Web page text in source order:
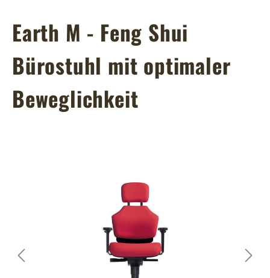
Earth M - Feng Shui
Bürostuhl mit optimaler
Beweglichkeit